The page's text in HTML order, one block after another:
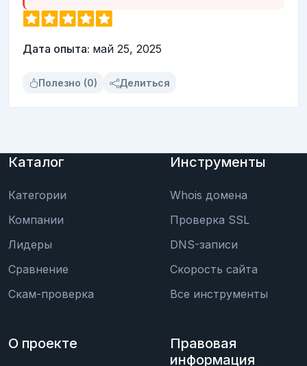
Дата опыта: май 25, 2025
Полезно (0) Делиться
Каталог
Категории
Компании
Лидеры
Сравнение
Скам-проверка
Инструменты
Whois домена
Проверка SSL
DNS-записи
Скорость сайта
Все инструменты
О проекте
Правовая
информация